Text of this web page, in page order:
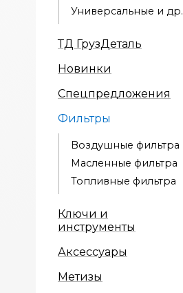
Универсальные и др.
ТД ГрузДеталь
Новинки
Спецпредложения
Фильтры
Воздушные фильтра
Масленные фильтра
Топливные фильтра
Ключи и
инструменты
Аксессуары
Метизы